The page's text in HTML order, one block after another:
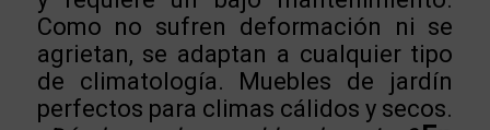
Como no sufren deformación ni se
agrietan, se adaptan a cualquier tipo
de climatología. Muebles de jardín
perfectos para climas cálidos y secos.